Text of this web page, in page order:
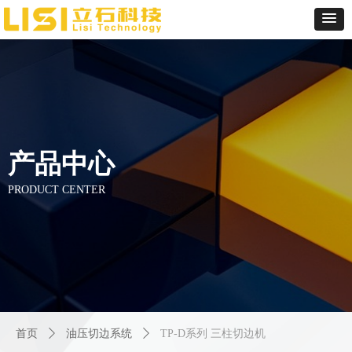
产品中心
PRODUCT CENTER
首页 ꄲ 油压切边系统 ꄲ TP-D系列 三柱切边机